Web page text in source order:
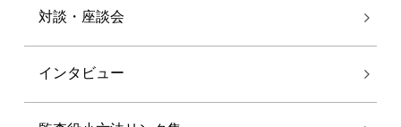
対談・座談会
インタビュー